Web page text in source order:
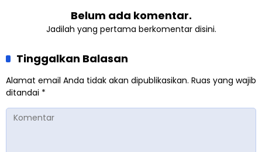
Belum ada komentar.
Jadilah yang pertama berkomentar disini.
Tinggalkan Balasan
Alamat email Anda tidak akan dipublikasikan. Ruas yang wajib
ditandai *